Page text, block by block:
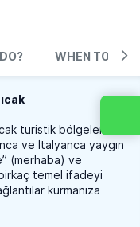
WHEN TO
turistik bölgelerde
ve İtalyanca yaygın
(merhaba) ve
temel ifadeyi
kurmanıza